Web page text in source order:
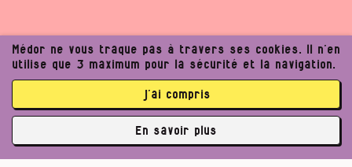
Médor ne vous traque pas à travers ses cookies. Il n’en
utilise que 3 maximum pour la sécurité et la navigation.
j’ai compris
En savoir plus